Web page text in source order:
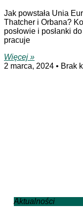
Jak powstała Unia
Thatcher i Orbana?
posłowie i posłanki
pracuje
Więcej »
2 marca, 2024
Brak
Aktualności